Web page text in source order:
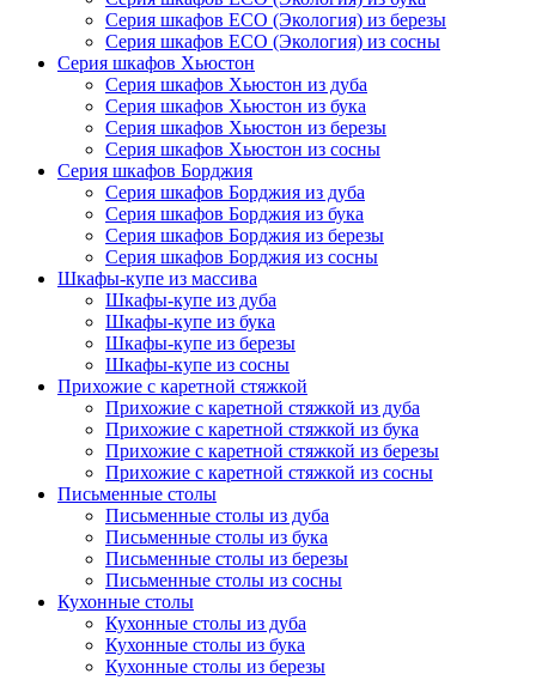
Серия шкафов ECO (Экология) из березы
Серия шкафов ECO (Экология) из сосны
Серия шкафов Хьюстон
Серия шкафов Хьюстон из дуба
Серия шкафов Хьюстон из бука
Серия шкафов Хьюстон из березы
Серия шкафов Хьюстон из сосны
Серия шкафов Борджия
Серия шкафов Борджия из дуба
Серия шкафов Борджия из бука
Серия шкафов Борджия из березы
Серия шкафов Борджия из сосны
Шкафы-купе из массива
Шкафы-купе из дуба
Шкафы-купе из бука
Шкафы-купе из березы
Шкафы-купе из сосны
Прихожие с каретной стяжкой
Прихожие с каретной стяжкой из дуба
Прихожие с каретной стяжкой из бука
Прихожие с каретной стяжкой из березы
Прихожие с каретной стяжкой из сосны
Письменные столы
Письменные столы из дуба
Письменные столы из бука
Письменные столы из березы
Письменные столы из сосны
Кухонные столы
Кухонные столы из дуба
Кухонные столы из бука
Кухонные столы из березы